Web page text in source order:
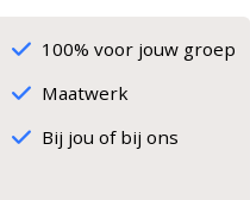
100% voor jouw groep
Maatwerk
Bij jou of bij ons